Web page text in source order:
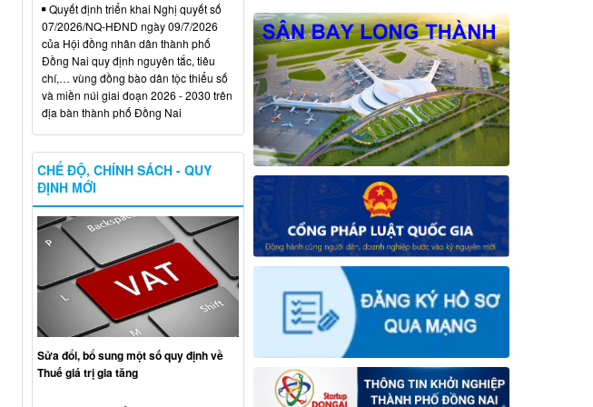
Quyết định triển khai Nghị quyết số
07/2026/NQ-HĐND ngày 09/7/2026
của Hội đồng nhân dân thành phố
Đồng Nai quy định nguyên tắc, tiêu
chí,… vùng đồng bào dân tộc thiểu số
và miền núi giai đoạn 2026 - 2030 trên
địa bàn thành phố Đồng Nai
CHẾ ĐỘ, CHÍNH SÁCH - QUY
ĐỊNH MỚI
Sửa đổi, bổ sung một số quy định về
Thuế giá trị gia tăng